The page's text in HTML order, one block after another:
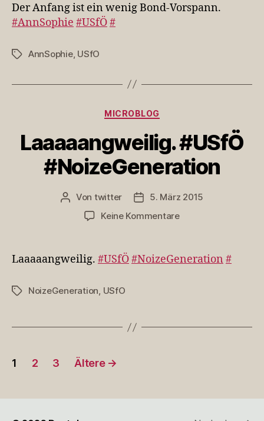
ein
Der Anfang ist ein wenig Bond-Vorspann.
#AnnSophie #USfÖ#
Schlagwörter
AnnSophie, USfO
Kategorien
MICROBLOG
Laaaaangweilig. #USfÖ
#NoizeGeneration
Beitragsautor
Von twitter Veröffentlichungsdatum
5. März 2015
Keine Kommentarezu
#NoizeGeneration
Laaaaangweilig. #USfÖ#NoizeGeneration #
Schlagwörter
NoizeGeneration, USfO
Seitennummerierung
Beiträge
1 2 3 Ältere →